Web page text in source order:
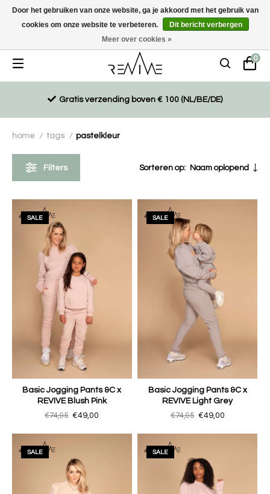
Duurzaam, eco-vriendelijk en ethisch gemaakte producten
0
Gratis verzending boven € 100 (NL/BE/DE)
home / tags / pastelkleur
Filters Sorteren op: Naam oplopend
SALE
Basic Jogging Pants &C x
REVIVE Blush Pink
€74,95 €49,00
SALE
Basic Jogging Pants &C x
REVIVE Light Grey
€74,95 €49,00
SALE SALE
Door het gebruiken van onze website, ga je akkoord met het gebruik van
cookies om onze website te verbeteren.
Dit bericht verbergen
Meer over cookies »